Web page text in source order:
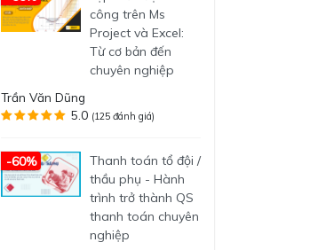
công trên Ms
Project và Excel:
Từ cơ bản đến
chuyên nghiệp
Trần Văn Dũng
5.0 (125 đánh giá)
-60%
Thanh toán tổ đội /
thầu phụ - Hành
trình trở thành QS
thanh toán chuyên
nghiệp